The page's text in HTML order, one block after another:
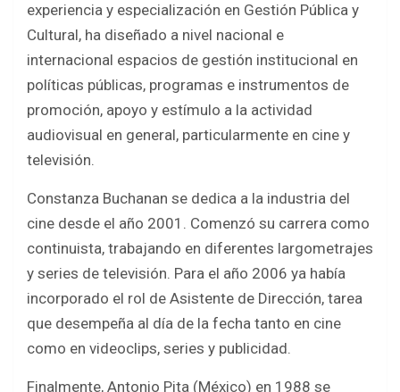
experiencia y especialización en Gestión Pública y
Cultural, ha diseñado a nivel nacional e
internacional espacios de gestión institucional en
políticas públicas, programas e instrumentos de
promoción, apoyo y estímulo a la actividad
audiovisual en general, particularmente en cine y
televisión.
Constanza Buchanan se dedica a la industria del
cine desde el año 2001. Comenzó su carrera como
continuista, trabajando en diferentes largometrajes
y series de televisión. Para el año 2006 ya había
incorporado el rol de Asistente de Dirección, tarea
que desempeña al día de la fecha tanto en cine
como en videoclips, series y publicidad.
Finalmente, Antonio Pita (México) en 1988 se